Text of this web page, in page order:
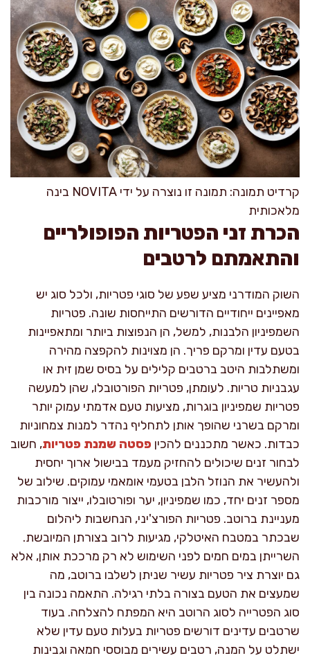
קרדיט תמונה: תמונה זו נוצרה על ידי NOVITA בינה
מלאכותית
הכרת זני הפטריות הפופולריים
והתאמתם לרטבים
השוק המודרני מציע שפע של סוגי פטריות, ולכל סוג יש
מאפיינים ייחודיים הדורשים התייחסות שונה. פטריות
השמפיניון הלבנות, למשל, הן הנפוצות ביותר ומתאפיינות
בטעם עדין ומרקם פריך. הן מצוינות להקפצה מהירה
ומשתלבות היטב ברטבים קלילים על בסיס שמן זית או
עגבניות טריות. לעומתן, פטריות הפורטובלו, שהן למעשה
פטריות שמפיניון בוגרות, מציעות טעם אדמתי עמוק יותר
ומרקם בשרני שהופך אותן לתחליף נהדר למנות צמחוניות
כבדות. כאשר מתכננים להכין פסטה שמנת פטריות, חשוב
לבחור זנים שיכולים להחזיק מעמד בבישול ארוך יחסית
ולהעשיר את הנוזל הלבן בטעמי אומאמי עמוקים. שילוב של
מספר זנים יחד, כמו שמפיניון, יער ופורטובלו, ייצור מורכבות
מעניינת ברוטב. פטריות הפורצ'יני, הנחשבות ליהלום
שבכתר במטבח האיטלקי, מגיעות לרוב בצורתן המיובשת.
השרייתן במים חמים לפני השימוש לא רק מרככת אותן, אלא
גם יוצרת ציר פטריות עשיר שניתן לשלבו ברוטב, מה
שמעצים את הטעם בצורה בלתי רגילה. התאמה נכונה בין
סוג הפטרייה לסוג הרוטב היא המפתח להצלחה. בעוד
שרטבים עדינים דורשים פטריות בעלות טעם עדין שלא
ישתלט על המנה, רטבים עשירים מבוססי חמאה וגבינות